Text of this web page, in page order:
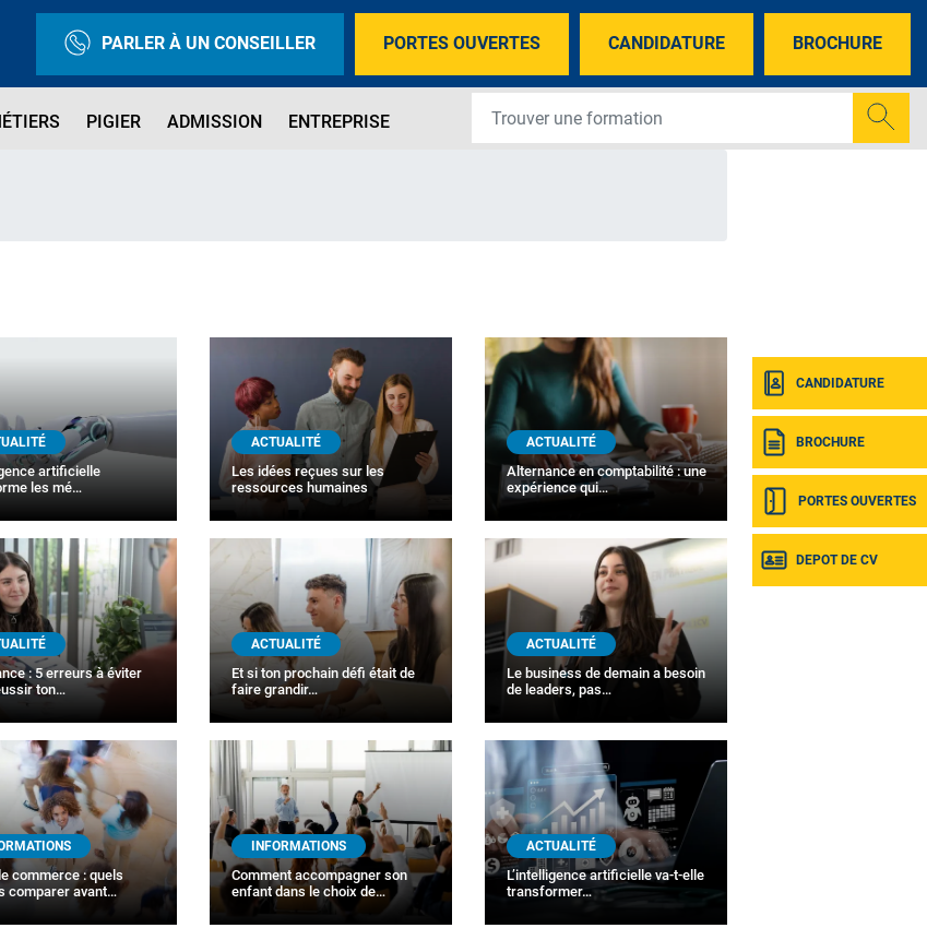
PARLER À UN CONSEILLER PORTES OUVERTES CANDIDATURE BROCHURE
PIGIER ADMISSION ENTREPRISE
CANDIDATURE
BROCHURE
PORTES OUVERTES
DEPOT DE CV
artificielle
les mé…
ACTUALITÉ
Les idées reçues sur les
ressources humaines
ACTUALITÉ
Alternance en comptabilité : une
expérience qui…
: 5 erreurs à éviter
ton…
ACTUALITÉ
Et si ton prochain défi était de
faire grandir…
ACTUALITÉ
Le business de demain a besoin
de leaders, pas…
commerce : quels
comparer avant…
INFORMATIONS
Comment accompagner son
enfant dans le choix de…
ACTUALITÉ
L’intelligence artificielle va-t-elle
transformer…